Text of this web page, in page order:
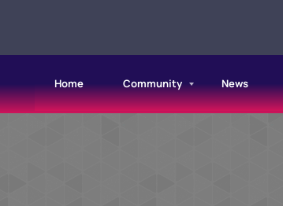
Home Community News